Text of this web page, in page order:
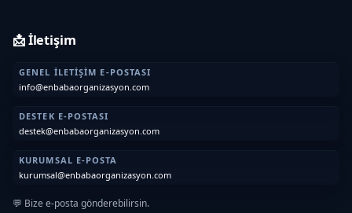
📩 İletişim
GENEL İLETIŞIM E-POSTASI
info@enbabaorganizasyon.com
DESTEK E-POSTASI
destek@enbabaorganizasyon.com
KURUMSAL E-POSTA
kurumsal@enbabaorganizasyon.com
💬 Bize e-posta gönderebilirsin.